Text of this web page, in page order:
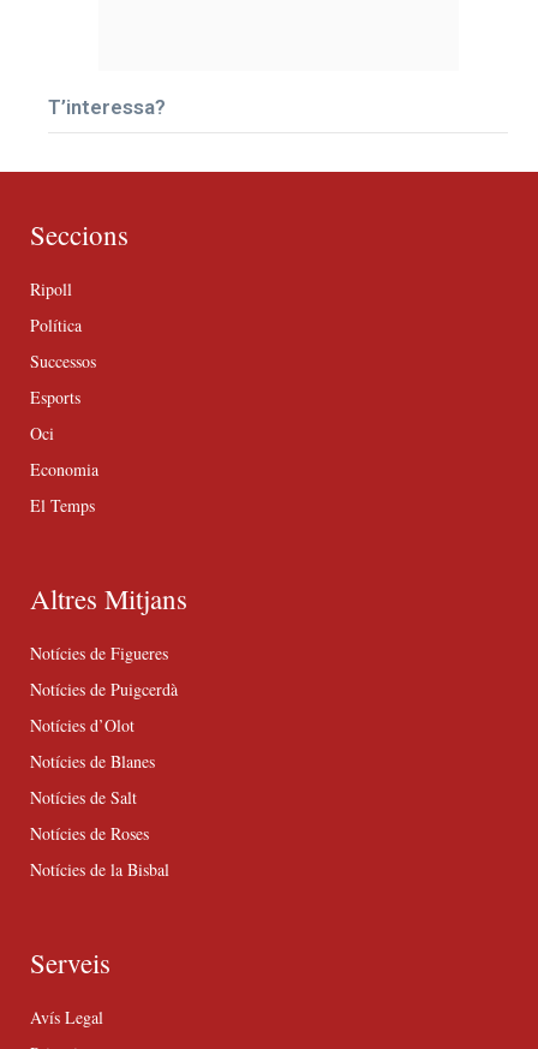
T’interessa?
Seccions
Ripoll
Política
Successos
Esports
Oci
Economia
El Temps
Altres Mitjans
Notícies de Figueres
Notícies de Puigcerdà
Notícies d’Olot
Notícies de Blanes
Notícies de Salt
Notícies de Roses
Notícies de la Bisbal
Serveis
Avís Legal